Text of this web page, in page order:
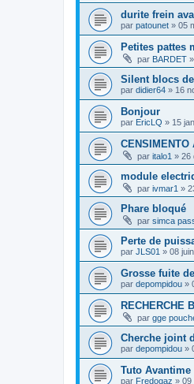
durite frein
par patounet » 05
Petites pattes
par BARDET »
Silent blocs
par didier64 » 16
Bonjour
par EricLQ » 15
CENSIMENTO
par italo1 » 26
module
par ivmar1 »
Phare bloqué
par simca
Perte de
par JLS01 » 08
Grosse fuite
par depompidou »
RECHERCHE
par gge
Cherche joint
par depompidou »
Tuto Avantime
par Fredogaz » 09